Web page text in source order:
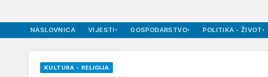
NASLOVNICA VIJESTI▾ GOSPODARSTVO▾ POLITIKA - ŽIVOT▾
KULTURA - RELIGIJA